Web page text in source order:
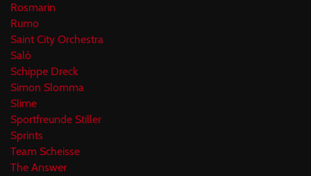
Rosmarin
Rumo
Saint City Orchestra
Salò
Schippe Dreck
Simon Slomma
Slime
Sportfreunde Stiller
Sprints
Team Scheisse
The Answer